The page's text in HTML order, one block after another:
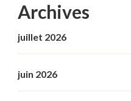
Archives
juillet 2026
juin 2026